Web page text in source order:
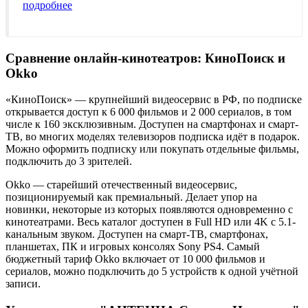
подробнее
Сравнение онлайн-кинотеатров: КиноПоиск и
Okko
«КиноПоиск» — крупнейший видеосервис в РФ, по подписке
открывается доступ к 6 000 фильмов и 2 000 сериалов, в том
числе к 160 эксклюзивным. Доступен на смартфонах и смарт-
ТВ, во многих моделях телевизоров подписка идёт в подарок.
Можно оформить подписку или покупать отдельные фильмы,
подключить до 3 зрителей.
Okko — старейший отечественный видеосервис,
позиционируемый как премиальный. Делает упор на
новинки, некоторые из которых появляются одновременно с
кинотеатрами. Весь каталог доступен в Full HD или 4K с 5.1-
канальным звуком. Доступен на смарт-ТВ, смартфонах,
планшетах, ПК и игровых консолях Sony PS4. Самый
бюджетный тариф Okko включает от 10 000 фильмов и
сериалов, можно подключить до 5 устройств к одной учётной
записи.